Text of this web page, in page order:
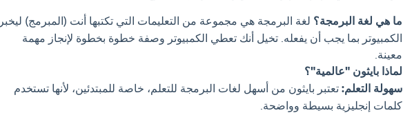
ما هي لغة البرمجة؟ لغة البرمجة هي مجموعة من التعليمات التي تكتبها أنت (المبرمج) ليخبر
الكمبيوتر بما يجب أن يفعله. تخيل أنك تعطي الكمبيوتر وصفة خطوة بخطوة لإنجاز مهمة
معينة.
لماذا بايثون "عالمية"؟
سهولة التعلم: تعتبر بايثون من أسهل لغات البرمجة للتعلم، خاصة للمبتدئين، لأنها تستخدم
كلمات إنجليزية بسيطة وواضحة.